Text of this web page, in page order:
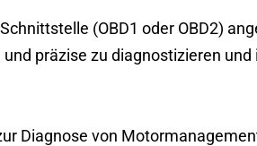
(OBD1 oder OBD2)
präzise zu diagnostizieren
Diagnose von